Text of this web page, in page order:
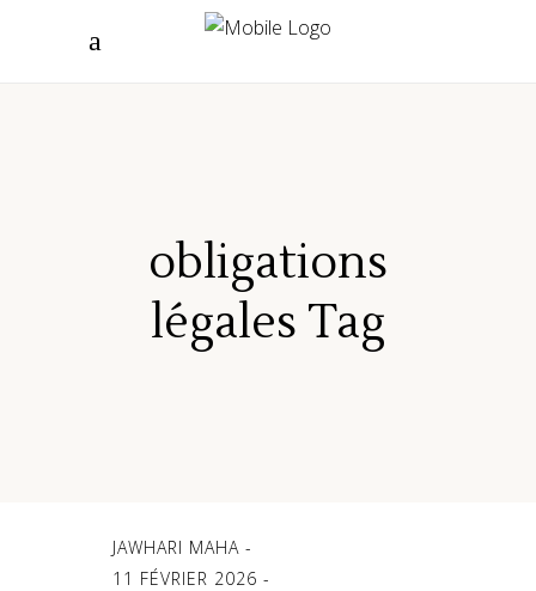
obligations
légales Tag
JAWHARI MAHA
11 FÉVRIER 2026